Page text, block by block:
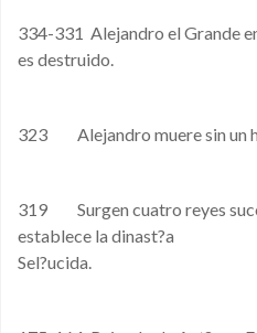
334-331 Alejandro el Grande
es destruido.
323 Alejandro muere sin un
319 Surgen cuatro reyes
establece la dinast?a
Sel?ucida.